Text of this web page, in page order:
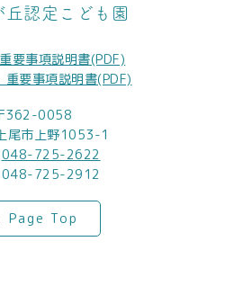
丘認定こども園
要事項説明書(PDF)
重要事項説明書(PDF)
362-0058
尾市上野1053-1
048-725-2622
048-725-2912
Page Top